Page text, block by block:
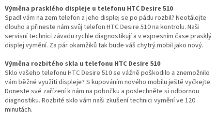
Výměna prasklého displeje u telefonu HTC Desire 510
Spadl vám na zem telefon a jeho displej se po pádu rozbil? Neotálejte
dlouho a přineste nám svůj telefon HTC Desire 510 na kontrolu. Naši
servisní technici závadu rychle diagnostikují a v expresním čase prasklý
displej vymění. Za pár okamžiků tak bude váš chytrý mobil jako nový.
Výměna rozbitého skla u telefonu HTC Desire 510
Sklo vašeho telefonu HTC Desire 510 se vážně poškodilo a znemožnilo
vám běžné využití displeje? S kupováním nového mobilu ještě vyčkejte.
Doneste své zařízení k nám na pobočku a poslechněte si odbornou
diagnostiku. Rozbité sklo vám naši zkušení technici vymění ve 120
minutách.